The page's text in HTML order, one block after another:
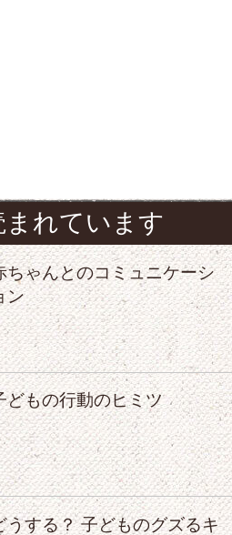
れています
ちゃんとのコミュニケーシ
ン
どもの行動のヒミツ
うする？ 子どものグズるキ